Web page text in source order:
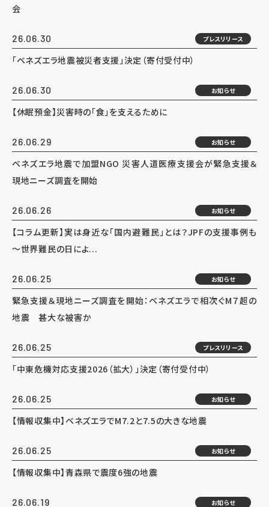
会
26.06.30 プレスリリース
「ベネズエラ地震被災者支援」決定（寄付受付中）
26.06.30 お知らせ
【休眠預金】災害時の「食」を支えるために
26.06.29 お知らせ
ベネズエラ地震で加盟NGO 災害人道医療支援会が緊急支援＆
現地ニーズ調査を開始
26.06.26 お知らせ
【コラム更新】実は身近な「国内避難民」とは？JPFの支援事例も
～世界難民の日によ...
26.06.25 お知らせ
緊急支援＆現地ニーズ調査を開始：ベネズエラで相次ぐM７超の
地震 甚大な被害か
26.06.25 プレスリリース
「中東危機対応支援2026（拡大）」決定（寄付受付中）
26.06.25 お知らせ
【情報収集中】ベネズエラでM7.2と7.5の大きな地震
26.06.25 お知らせ
【情報収集中】青森県で震度6強の地震
26.06.19 お知らせ